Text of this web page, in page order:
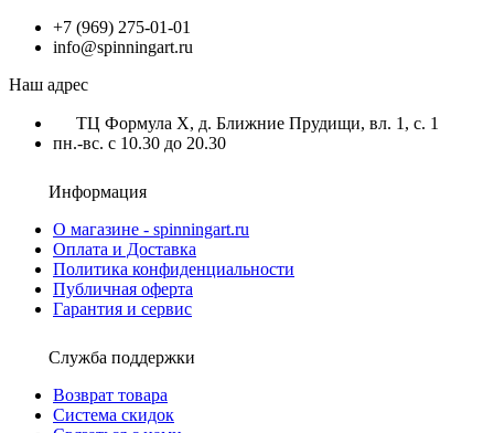
+7 (969) 275-01-01
info@spinningart.ru
Наш адрес
ТЦ Формула X, д. Ближние Прудищи, вл. 1, с. 1
пн.-вс. с 10.30 до 20.30
Информация
О магазине - spinningart.ru
Оплата и Доставка
Политика конфиденциальности
Публичная оферта
Гарантия и сервис
Служба поддержки
Возврат товара
Система скидок